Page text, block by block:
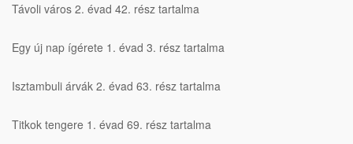
Távoli város 2. évad 42. rész tartalma
Egy új nap ígérete 1. évad 3. rész tartalma
Isztambuli árvák 2. évad 63. rész tartalma
Titkok tengere 1. évad 69. rész tartalma